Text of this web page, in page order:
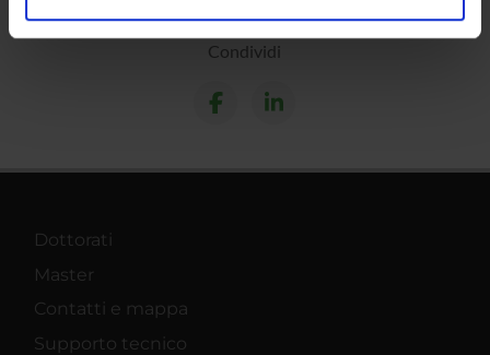
analizzare il nostro traffico. Condividiamo inoltre
informazioni sul modo in cui utilizzi il nostro sito con i
pubblicità e social media, i quali potrebbero combinarle
Condividi
Dottorati
Master
Contatti e mappa
Supporto tecnico